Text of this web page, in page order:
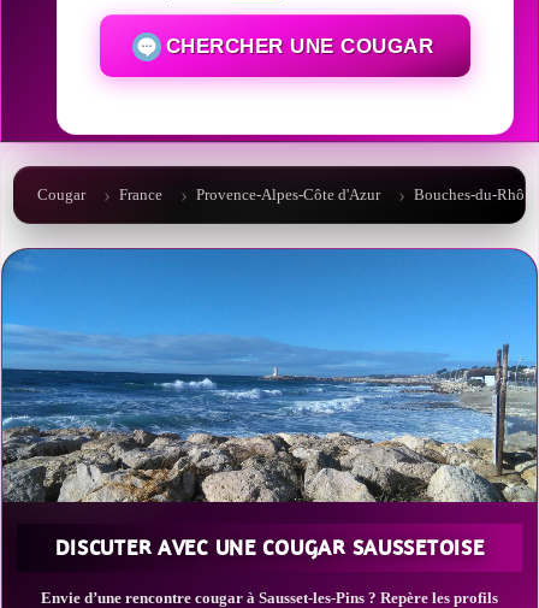
CHERCHER UNE COUGAR
Cougar France Provence-Alpes-Côte d'Azur Bouches-du-
DISCUTER AVEC UNE COUGAR SAUSSETOISE
Envie d’une rencontre cougar à Sausset-les-Pins ? Repère les profils